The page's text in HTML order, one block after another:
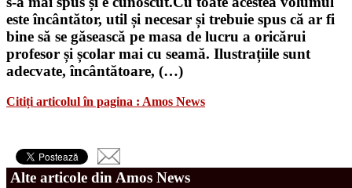
este încântător, util și necesar și trebuie spus că ar fi
bine să se găsească pe masa de lucru a oricărui
profesor și școlar mai cu seamă. Ilustrațiile sunt
adecvate, încântătoare, (…)
Citiți articolul în pagina : Amos News
Alte articole din Amos News